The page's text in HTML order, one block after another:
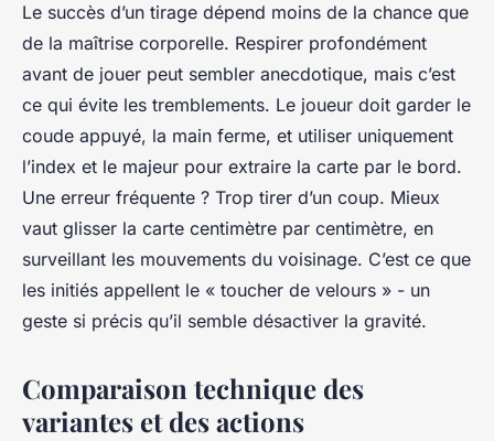
Le succès d’un tirage dépend moins de la chance que
de la maîtrise corporelle. Respirer profondément
avant de jouer peut sembler anecdotique, mais c’est
ce qui évite les tremblements. Le joueur doit garder le
coude appuyé, la main ferme, et utiliser uniquement
l’index et le majeur pour extraire la carte par le bord.
Une erreur fréquente ? Trop tirer d’un coup. Mieux
vaut glisser la carte centimètre par centimètre, en
surveillant les mouvements du voisinage. C’est ce que
les initiés appellent le « toucher de velours » - un
geste si précis qu’il semble désactiver la gravité.
Comparaison technique des
variantes et des actions